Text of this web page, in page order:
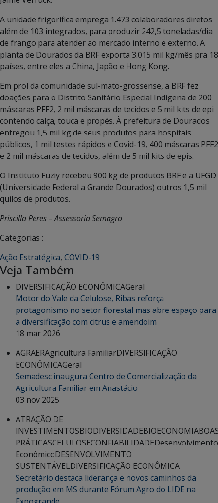
A unidade frigorífica emprega 1.473 colaboradores diretos
além de 103 integrados, para produzir 242,5 toneladas/dia
de frango para atender ao mercado interno e externo. A
planta de Dourados da BRF exporta 3.015 mil kg/mês pra 18
países, entre eles a China, Japão e Hong Kong.
Em prol da comunidade sul-mato-grossense, a BRF fez
doações para o Distrito Sanitário Especial Indígena de 200
máscaras PFF2, 2 mil máscaras de tecidos e 5 mil kits de epi
contendo calça, touca e propés. À prefeitura de Dourados
entregou 1,5 mil kg de seus produtos para hospitais
públicos, 1 mil testes rápidos e Covid-19, 400 máscaras PFF2
e 2 mil máscaras de tecidos, além de 5 mil kits de epis.
O Instituto Fuziy recebeu 900 kg de produtos BRF e a UFGD
(Universidade Federal a Grande Dourados) outros 1,5 mil
quilos de produtos.
Priscilla Peres – Assessoria Semagro
Categorias :
Ação Estratégica, COVID-19
Veja Também
DIVERSIFICAÇÃO ECONÔMICAGeral
Motor do Vale da Celulose, Ribas reforça
protagonismo no setor florestal mas abre espaço para
a diversificação com citrus e amendoim
18 mar 2026
AGRAERAgricultura FamiliarDIVERSIFICAÇÃO
ECONÔMICAGeral
Semadesc inaugura Centro de Comercialização da
Agricultura Familiar em Anastácio
03 nov 2025
ATRAÇÃO DE
INVESTIMENTOSBIODIVERSIDADEBIOECONOMIA
PRÁTICASCELULOSECONFIABILIDADEDesenvolvimento
EconômicoDESENVOLVIMENTO
SUSTENTÁVELDIVERSIFICAÇÃO ECONÔMICA
Secretário destaca liderança e novos caminhos da
produção em MS durante Fórum Agro do LIDE na